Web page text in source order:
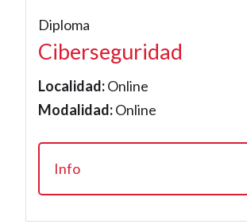
Diploma
Ciberseguridad
Localidad:Online
Modalidad:Online
Info